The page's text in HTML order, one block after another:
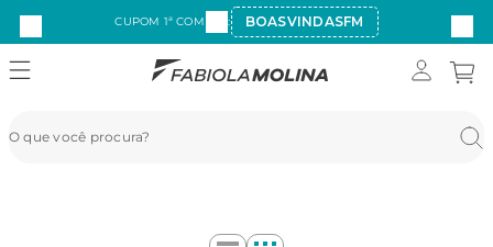
CUPOM 1ª COMPRA: BOASVINDASFM